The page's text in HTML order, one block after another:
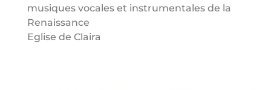
musiques vocales et instrumentales de la
Renaissance
Eglise de Claira